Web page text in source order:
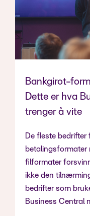
Bankgirot-
Dette er hva
trenger å vite
De fleste
betalingsformater
filformater
ikke den
bedrifter som
Business Central